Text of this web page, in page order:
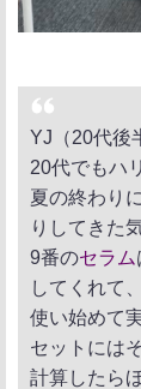
YJ（20代後
20代でもハ
夏の終わり
りしてきた
9番のセラム
してくれて、
使い始めて
セットには
計算したら